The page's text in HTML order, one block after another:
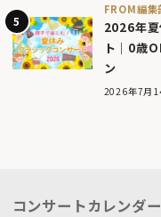
FROM編集
2026年
ト｜0歳
ン
2026年7月
コンサートカレンダー